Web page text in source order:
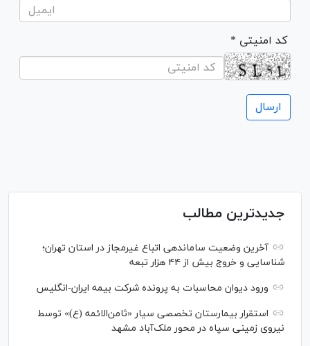
* کد امنیتی
جدیدترین مطالب
آخرین وضعیت ساماندهی اتباع غیرمجاز در استان تهران؛
شناسایی و خروج بیش از ۴۴ هزار تبعه
ورود دیوان محاسبات به پرونده شرکت بیمه ایران-انگلیس
استقرار بیمارستان تخصصی سیار «ثامن‌الائمه (ع)» توسط
نیروی زمینی سپاه در محور ملک‌آباد مشهد